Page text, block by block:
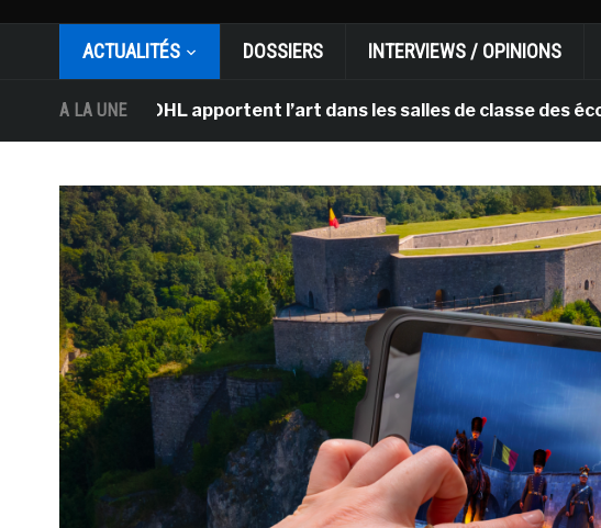
ACTUALITÉS DOSSIERS INTERVIEWS / OPINIONS
A LA UNE
et DHL apportent l’art dans les salles de classe des écoles